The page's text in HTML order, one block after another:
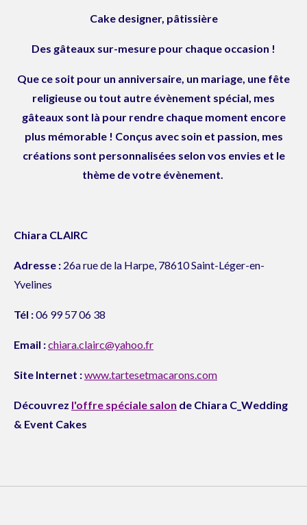
g
a
o
k
Cake designer, pâtissière
Des gâteaux sur-mesure pour chaque occasion !
Que ce soit pour un anniversaire, un mariage, une fête
religieuse ou tout autre évènement spécial, mes
gâteaux sont là pour rendre chaque moment encore
plus mémorable ! Conçus avec soin et passion, mes
créations sont personnalisées selon vos envies et le
thème de votre évènement.
Chiara CLAIRC
Adresse : 26a rue de la Harpe, 78610 Saint-Léger-en-
Yvelines
Tél :06 99 57 06 38
Email :chiara.clairc@yahoo.fr
Site Internet :www.tartesetmacarons.com
Découvrez l'offre spéciale salon de Chiara C_Wedding
& Event Cakes